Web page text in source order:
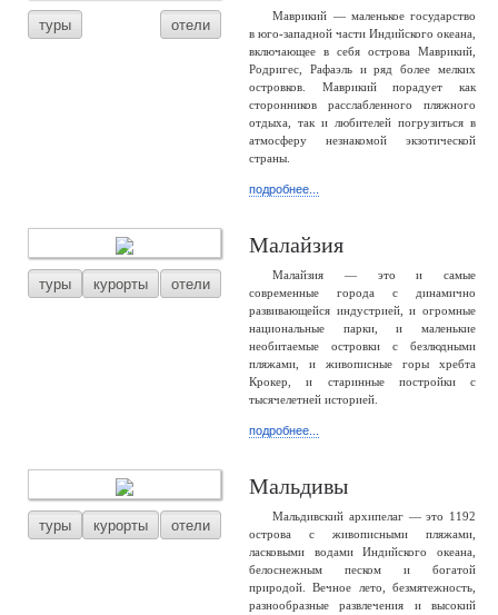
туры отели
Маврикий — маленькое государство
в юго-западной части Индийского океана,
включающее в себя острова Маврикий,
Родригес, Рафаэль и ряд более мелких
островков. Маврикий порадует как
сторонников расслабленного пляжного
отдыха, так и любителей погрузиться в
атмосферу незнакомой экзотической
страны.
подробнее...
туры курорты отели
Малайзия
Малайзия — это и самые
современные города с динамично
развивающейся индустрией, и огромные
национальные парки, и маленькие
необитаемые островки с безлюдными
пляжами, и живописные горы хребта
Крокер, и старинные постройки с
тысячелетней историей.
подробнее...
туры курорты отели
Мальдивы
Мальдивский архипелаг — это 1192
острова с живописными пляжами,
ласковыми водами Индийского океана,
белоснежным песком и богатой
природой. Вечное лето, безмятежность,
разнообразные развлечения и высокий